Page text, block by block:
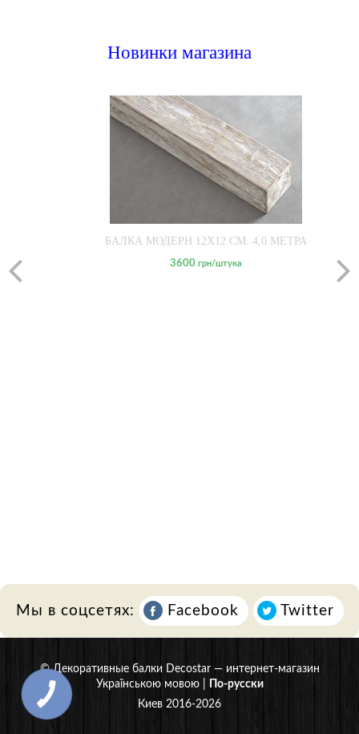
Новинки магазина
БАЛКА МОДЕРН 12Х12 СМ. 4,0 МЕТРА
3600 грн/штука
Мы в соцсетях: Facebook Twitter
©Декоративные балки Decostar— интернет-магазин
Українською мовою|
По-русски
Киев 2016-2026